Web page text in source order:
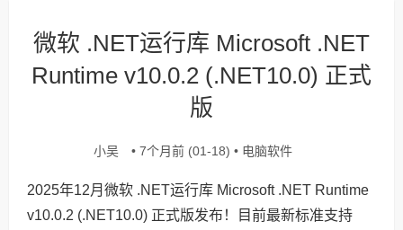
微软 .NET运行库 Microsoft .NET
Runtime v10.0.2 (.NET10.0) 正式
版
小吴 • 7个月前 (01-18) • 电脑软件
2025年12月微软 .NET运行库 Microsoft .NET Runtime
v10.0.2 (.NET10.0) 正式版发布！目前最新标准支持